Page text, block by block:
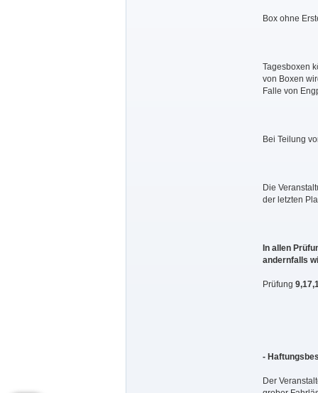
Box ohne
Tagesboxen
von Boxen
Falle von
Bei Teilung
Die
der letzten
In allen
andernfalls
Prüfung
-
Der